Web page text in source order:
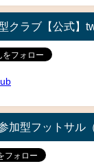
クラブ【公式】
加型フットサル